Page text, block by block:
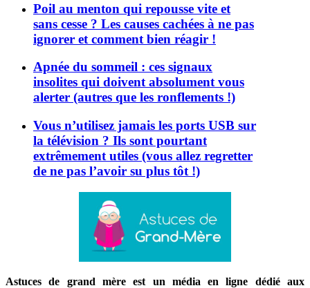
Poil au menton qui repousse vite et
sans cesse ? Les causes cachées à ne pas
ignorer et comment bien réagir !
Apnée du sommeil : ces signaux
insolites qui doivent absolument vous
alerter (autres que les ronflements !)
Vous n’utilisez jamais les ports USB sur
la télévision ? Ils sont pourtant
extrêmement utiles (vous allez regretter
de ne pas l’avoir su plus tôt !)
Astuces de grand mère est un média en ligne dédié aux